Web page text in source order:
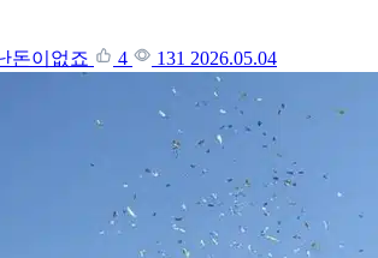
돈이없죠 4 131 2026.05.04